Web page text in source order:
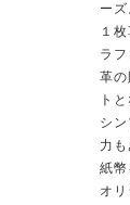
ーズ
１
ラ
革
ト
シ
力も
紙
オ